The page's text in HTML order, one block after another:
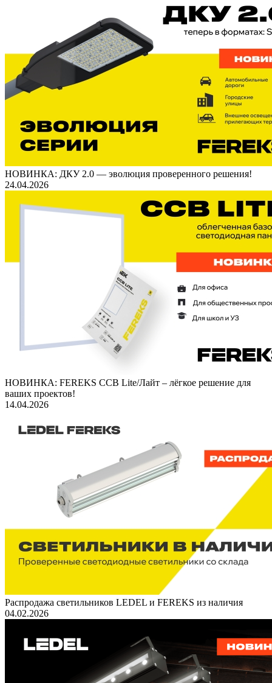
НОВИНКА: ДКУ 2.0 — эволюция проверенного решения!
24.04.2026
НОВИНКА: FEREKS ССВ Lite/Лайт – лёгкое решение для
ваших проектов!
14.04.2026
Распродажа светильников LEDEL и FEREKS из наличия
04.02.2026